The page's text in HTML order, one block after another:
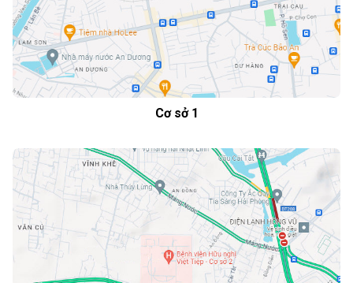
Cơ sở 1